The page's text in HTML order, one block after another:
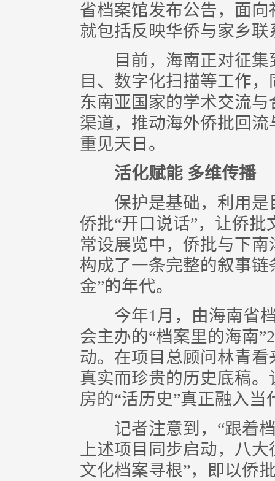
省档案馆发布公告，面
就包括反映华侨与家乡
目前，海南正对征集
目、数字化扫描等工作
东南亚国家的学术交流
渠道，推动海外侨批回
重见天日。
活化赋能 多维传播
保护是基础，利用是
侨批“开口说话”，让侨
常设展览中，侨批与下
构成了一条完整的叙事
金”的年代。
今年1月，由海南省档
会主办的“档案里的海南
动。在项目总顾问林青
真实而珍贵的历史底稿
房的“活历史”真正融入当
记者注意到，“跟着档
上述项目同步启动，八
文化档案寻根”，即以侨